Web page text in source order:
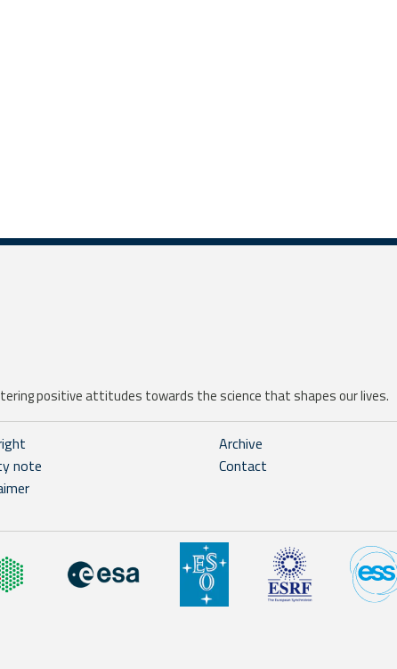
positive attitudes towards the science that shapes our lives.
note
Archive
Contact